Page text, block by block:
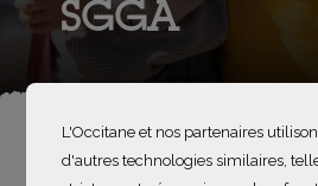
SGGA
L'Occitane et nos partenaires
d'autres technologies similaires,